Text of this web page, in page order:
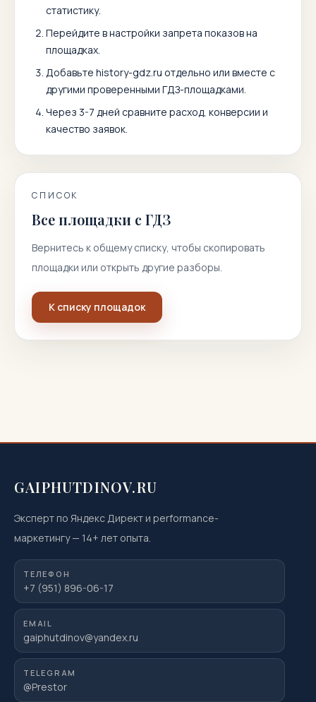
статистику.
Перейдите в настройки запрета показов на
площадках.
Добавьте history-gdz.ru отдельно или вместе с
другими проверенными ГДЗ-площадками.
Через 3-7 дней сравните расход, конверсии и
качество заявок.
СПИСОК
Все площадки с ГДЗ
Вернитесь к общему списку, чтобы скопировать
площадки или открыть другие разборы.
К списку площадок
GAIPHUTDINOV.RU
Эксперт по Яндекс Директ и performance-
маркетингу— 14+ лет опыта.
ТЕЛЕФОН
+7 (951) 896-06-17
EMAIL
gaiphutdinov@yandex.ru
TELEGRAM
@Prestor